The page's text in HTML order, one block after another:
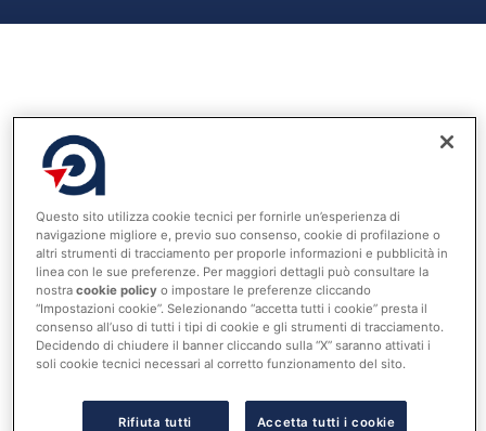
23 Agosto 2024
In attesa della pubblicazione dell’avviso in G.U., si
ritiene utile diffondere il testo del decreto del Ministro
dell’interno, di concerto con il Ministro dell’economia e
delle finanze del 23 luglio 2024, recante i criteri di
riparto delle risorse del fondo di cui all’articolo 1,
comma 508, della legge 30 dicembre 2023, n. 213
(legge di bilancio 2024), da destinare
2024-2027 agli enti locali in deficit di risorse con
Questo sito utilizza cookie tecnici per fornirle un’esperienza di
navigazione migliore e, previo suo consenso, cookie di profilazione o
altri strumenti di tracciamento per proporle informazioni e pubblicità in
linea con le sue preferenze. Per maggiori dettagli può consultare la
nostracookie policy o impostare le preferenze cliccando
“Impostazioni cookie”. Selezionando “accetta tutti i cookie” presta il
consenso all’uso di tutti i tipi di cookie e gli strumenti di tracciamento.
Decidendo di chiudere il banner cliccando sulla “X” saranno attivati i
soli cookie tecnici necessari al corretto funzionamento del sito.
Rifiuta tutti Accetta tutti i cookie